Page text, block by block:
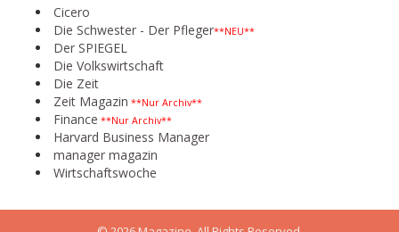
Cicero
Die Schwester - Der Pfleger**NEU**
Der SPIEGEL
Die Volkswirtschaft
Die Zeit
Zeit Magazin **Nur Archiv**
Finance **Nur Archiv**
Harvard Business Manager
manager magazin
Wirtschaftswoche